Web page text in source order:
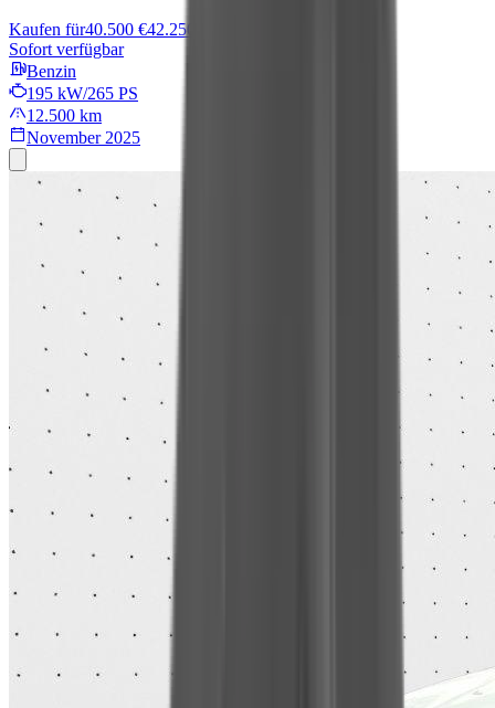
Kaufen für40.500 €42.250 €
Sofort verfügbar
Benzin
195 kW/265 PS
12.500 km
November 2025